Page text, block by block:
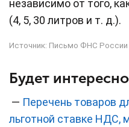
независимо от того,
(4, 5, 30 литров и т. д.).
Источник: Письмо ФНС
Будет
— Перечень товаров
льготной ставке НДС,